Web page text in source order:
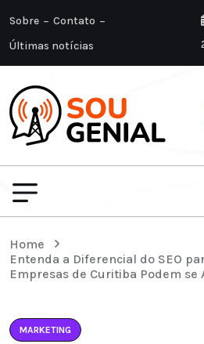
Sobre
Contato
Últimas notícias
Home
Entenda a Diferencial do SEO
Empresas de Curitiba Podem se
MARKETING